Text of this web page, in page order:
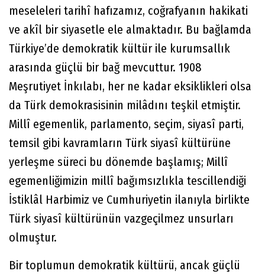
meseleleri tarihî hafızamız, coğrafyanın hakikati
ve akîl bir siyasetle ele almaktadır. Bu bağlamda
Türkiye’de demokratik kültür ile kurumsallık
arasında güçlü bir bağ mevcuttur. 1908
Meşrutiyet İnkılabı, her ne kadar eksiklikleri olsa
da Türk demokrasisinin milâdını teşkil etmiştir.
Millî egemenlik, parlamento, seçim, siyasî parti,
temsil gibi kavramların Türk siyasî kültürüne
yerleşme süreci bu dönemde başlamış; Millî
egemenliğimizin millî bağımsızlıkla tescillendiği
İstiklâl Harbimiz ve Cumhuriyetin ilanıyla birlikte
Türk siyasî kültürünün vazgeçilmez unsurları
olmuştur.
Bir toplumun demokratik kültürü, ancak güçlü